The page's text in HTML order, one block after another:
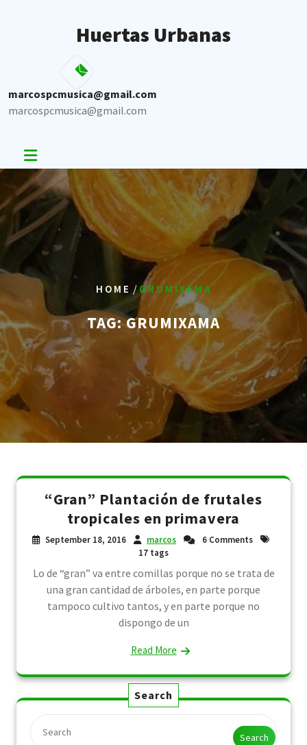
Huertas Urbanas
marcospcmusica@gmail.com
marcospcmusica@gmail.com
HOME /GRUMIXAMA
TAG:GRUMIXAMA
“Gran” Plantación de frutales
tropicales en primavera
September 18, 2016 marcos
6 Comments
17 tags
Lo de “gran” va entre comillas porque no se trata de
una gran cantidad de árboles, en parte porque
tampoco cultivo tantos, y en parte porque no
dispongo de un
Read More
Search
Search